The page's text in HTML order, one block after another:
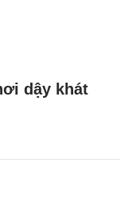
dậy khát